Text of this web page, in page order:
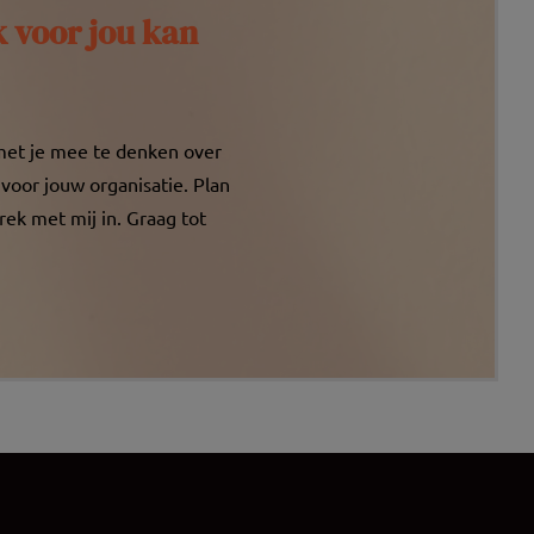
voor
voor jou kan
je mee te denken over
jouw organisatie. Plan
met mij in. Graag tot